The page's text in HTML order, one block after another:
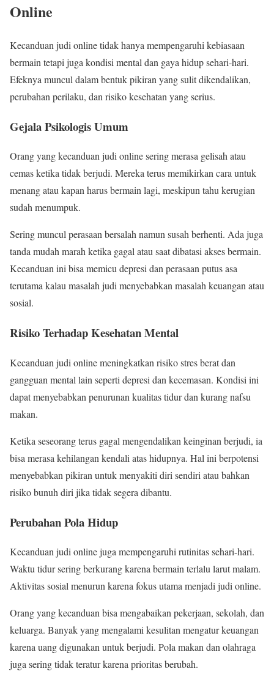
Online
Kecanduan judi online tidak hanya mempengaruhi kebiasaan
bermain tetapi juga kondisi mental dan gaya hidup sehari-hari.
Efeknya muncul dalam bentuk pikiran yang sulit dikendalikan,
perubahan perilaku, dan risiko kesehatan yang serius.
Gejala Psikologis Umum
Orang yang kecanduan judi online sering merasa gelisah atau
cemas ketika tidak berjudi. Mereka terus memikirkan cara untuk
menang atau kapan harus bermain lagi, meskipun tahu kerugian
sudah menumpuk.
Sering muncul perasaan bersalah namun susah berhenti. Ada juga
tanda mudah marah ketika gagal atau saat dibatasi akses bermain.
Kecanduan ini bisa memicu depresi dan perasaan putus asa
terutama kalau masalah judi menyebabkan masalah keuangan atau
sosial.
Risiko Terhadap Kesehatan Mental
Kecanduan judi online meningkatkan risiko stres berat dan
gangguan mental lain seperti depresi dan kecemasan. Kondisi ini
dapat menyebabkan penurunan kualitas tidur dan kurang nafsu
makan.
Ketika seseorang terus gagal mengendalikan keinginan berjudi, ia
bisa merasa kehilangan kendali atas hidupnya. Hal ini berpotensi
menyebabkan pikiran untuk menyakiti diri sendiri atau bahkan
risiko bunuh diri jika tidak segera dibantu.
Perubahan Pola Hidup
Kecanduan judi online juga mempengaruhi rutinitas sehari-hari.
Waktu tidur sering berkurang karena bermain terlalu larut malam.
Aktivitas sosial menurun karena fokus utama menjadi judi online.
Orang yang kecanduan bisa mengabaikan pekerjaan, sekolah, dan
keluarga. Banyak yang mengalami kesulitan mengatur keuangan
karena uang digunakan untuk berjudi. Pola makan dan olahraga
juga sering tidak teratur karena prioritas berubah.